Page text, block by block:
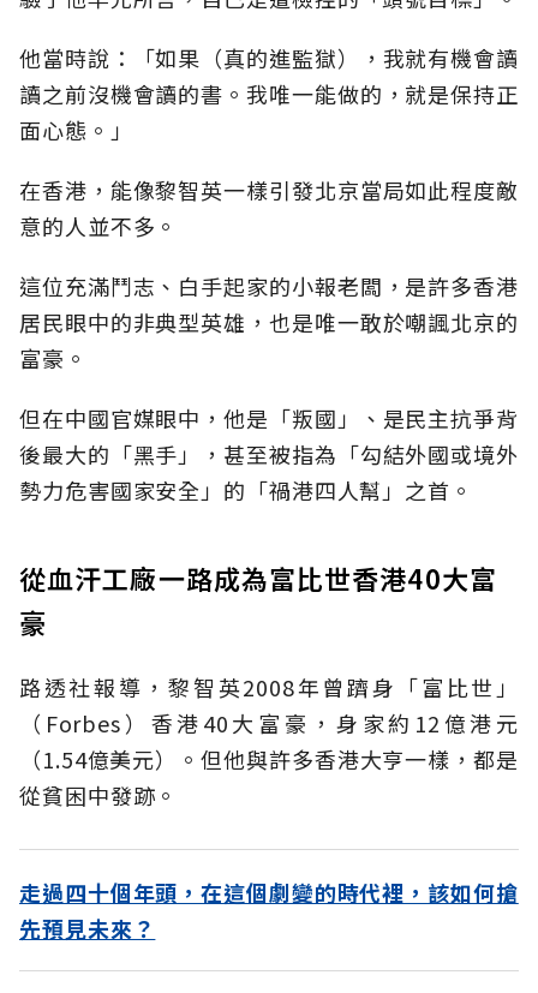
他當時說：「如果（真的進監獄），我就有機會讀
讀之前沒機會讀的書。我唯一能做的，就是保持正
面心態。」
在香港，能像黎智英一樣引發北京當局如此程度敵
意的人並不多。
這位充滿鬥志、白手起家的小報老闆，是許多香港
居民眼中的非典型英雄，也是唯一敢於嘲諷北京的
富豪。
但在中國官媒眼中，他是「叛國」、是民主抗爭背
後最大的「黑手」，甚至被指為「勾結外國或境外
勢力危害國家安全」的「禍港四人幫」之首。
從血汗工廠一路成為富比世香港40大富
豪
路透社報導，黎智英2008年曾躋身「富比世」
（Forbes）香港40大富豪，身家約12億港元
（1.54億美元）。但他與許多香港大亨一樣，都是
從貧困中發跡。
走過四十個年頭，在這個劇變的時代裡，該如何搶
先預見未來？